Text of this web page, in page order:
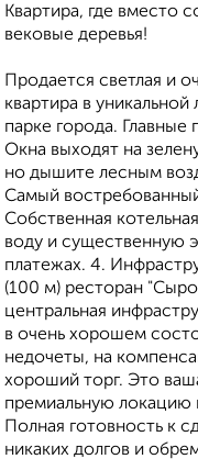
Квартира, где вместо
вековые деревья!
Продается светлая и
квартира в
парке города. Главные
Окна выходят на
но дышите лесным
Самый
Собственная
воду и существенную
платежах. 4.
(100 м) ресторан
центральная
в очень хорошем
недочеты, на
хороший торг. Это
премиальную локацию
Полная готовность к
никаких долгов и